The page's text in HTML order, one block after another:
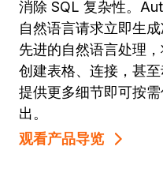
消除 SQL 复杂性。
自然语言请求立即生
先进的自然语言处理
创建表格、连接，甚
提供更多细节即可按
出。
观看产品导览